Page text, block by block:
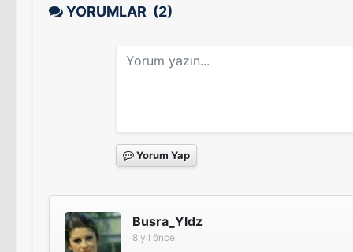
YORUMLAR (2)
Yorum Yap
Busra_Yldz
8 yıl önce